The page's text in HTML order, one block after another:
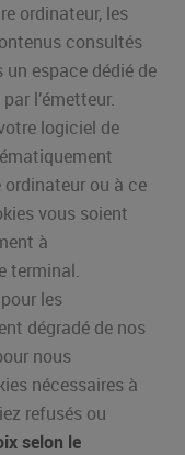
ordinateur, les
consultés
espace dédié de
l’émetteur.
logiciel de
ordinateur ou à ce
vous soient
à
terminal.
les
dégradé de nos
nous
nécessaires à
refusés ou
selon le